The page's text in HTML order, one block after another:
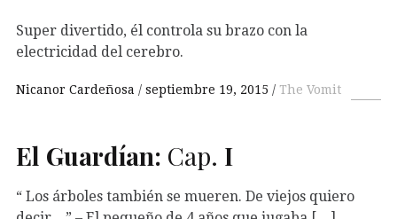
Super divertido, él controla su brazo con la
electricidad del cerebro.
Nicanor Cardeñosa septiembre 19, 2015 The Vomit
El Guardían: Cap. I
“ Los árboles también se mueren. De viejos quiero